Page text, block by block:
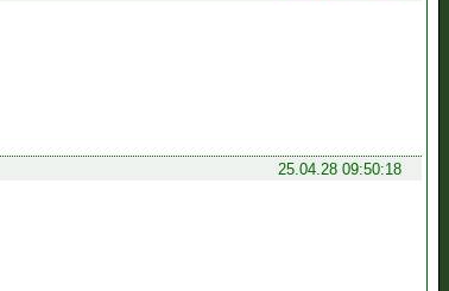
25.04.28 09:50:18